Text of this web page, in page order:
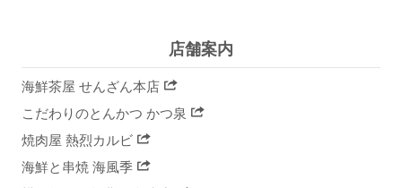
店舗案内
海鮮茶屋 せんざん本店
こだわりのとんかつ かつ泉
焼肉屋 熱烈カルビ
海鮮と串焼 海風季